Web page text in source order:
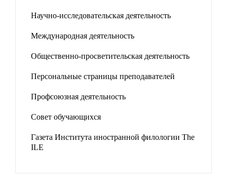
Научно-исследовательская деятельность
Международная деятельность
Общественно-просветительская деятельность
Персональные страницы преподавателей
Профсоюзная деятельность
Совет обучающихся
Газета Института иностранной филологии The
ILE